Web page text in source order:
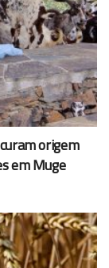
origem
em Muge